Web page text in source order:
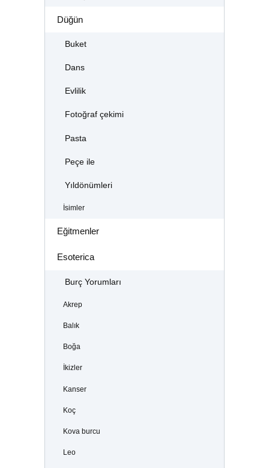
Düğün
Buket
Dans
Evlilik
Fotoğraf çekimi
Pasta
Peçe ile
Yıldönümleri
İsimler
Eğitmenler
Esoterica
Burç Yorumları
Akrep
Balık
Boğa
İkizler
Kanser
Koç
Kova burcu
Leo